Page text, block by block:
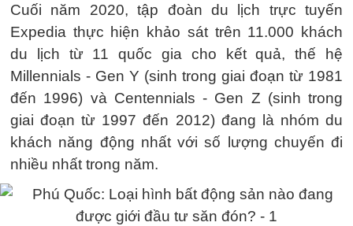
Cuối năm 2020, tập đoàn du lịch trực tuyến
Expedia thực hiện khảo sát trên 11.000 khách
du lịch từ 11 quốc gia cho kết quả, thế hệ
Millennials - Gen Y (sinh trong giai đoạn từ 1981
đến 1996) và Centennials - Gen Z (sinh trong
giai đoạn từ 1997 đến 2012) đang là nhóm du
khách năng động nhất với số lượng chuyến đi
nhiều nhất trong năm.